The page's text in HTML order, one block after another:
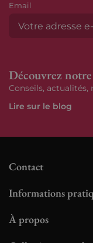
Email
Découvrez
Conseils, actualités,
Lire sur le blog
Contact
Informations
À propos